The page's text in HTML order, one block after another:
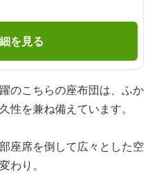
を見る
のこちらの座布団は、ふか
性を兼ね備えています。
座席を倒して広々とした空
わり。